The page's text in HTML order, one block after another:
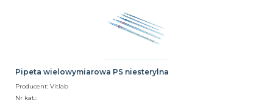
Pipeta wielowymiarowa PS niesterylna
Producent: Vitlab
Nr kat.: